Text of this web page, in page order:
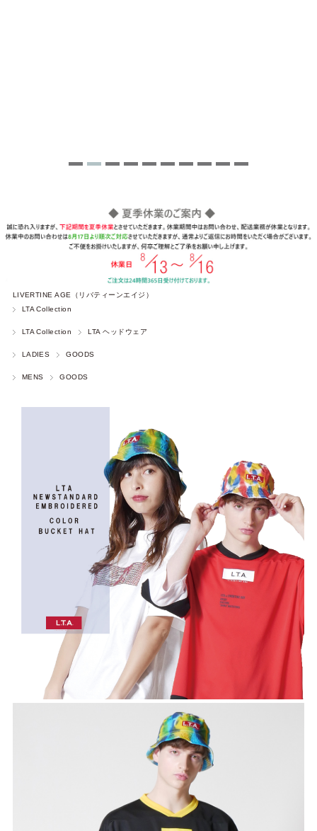
LIVERTINE AGE（リバティーンエイジ）
LTA Collection
LTA Collection LTA ヘッドウェア
LADIES GOODS
MENS GOODS